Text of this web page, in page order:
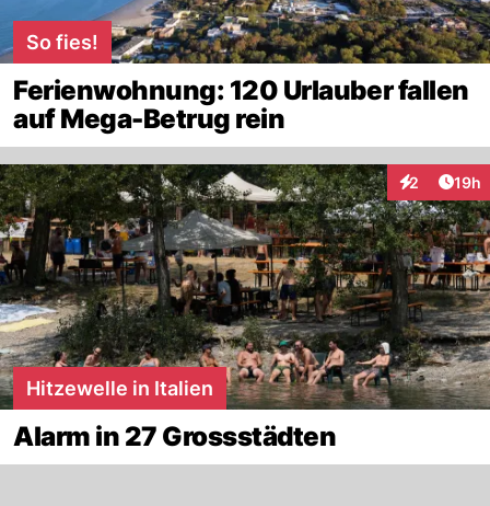
So fies!
Ferienwohnung: 120 Urlauber fallen
auf Mega-Betrug rein
2
Interaktionen
19h
Hitzewelle in Italien
Alarm in 27 Grossstädten